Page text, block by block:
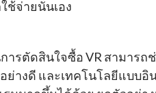
ช้จ่ายนั่นเอง
รตัดสินใจซื้อ VR สามารถ
างดี และเทคโนโลยีแบบอิ